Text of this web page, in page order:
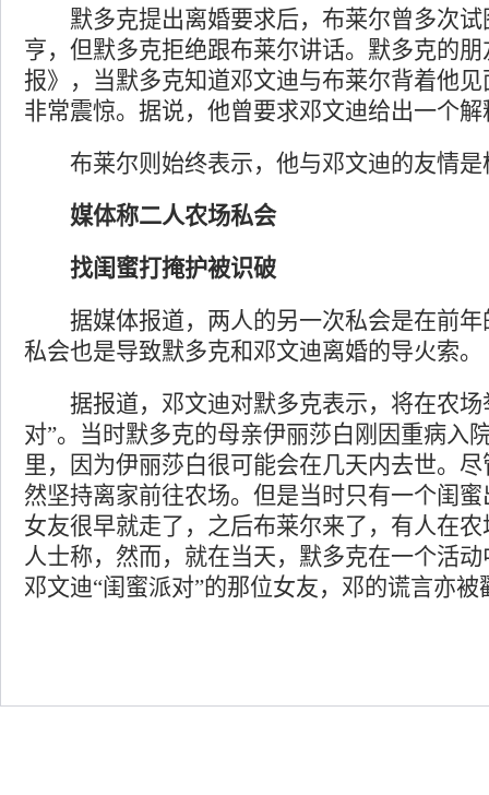
默多克提出离婚要求后，布莱尔曾多次试
亨，但默多克拒绝跟布莱尔讲话。默多克的
报》，当默多克知道邓文迪与布莱尔背着他
非常震惊。据说，他曾要求邓文迪给出一个解
布莱尔则始终表示，他与邓文迪的友情是
媒体称二人农场私会
找闺蜜打掩护被识破
据媒体报道，两人的另一次私会是在前年
私会也是导致默多克和邓文迪离婚的导火索。
据报道，邓文迪对默多克表示，将在农场
对”。当时默多克的母亲伊丽莎白刚因重病入
里，因为伊丽莎白很可能会在几天内去世。
然坚持离家前往农场。但是当时只有一个闺
女友很早就走了，之后布莱尔来了，有人在
人士称，然而，就在当天，默多克在一个活
邓文迪“闺蜜派对”的那位女友，邓的谎言亦被